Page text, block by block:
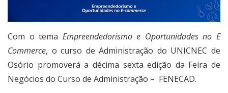
Com o tema Empreendedorismo e Oportunidades no E
Commerce, o curso de Administração do UNICNEC de
Osório promoverá a décima sexta edição da Feira de
Negócios do Curso de Administração – FENECAD.